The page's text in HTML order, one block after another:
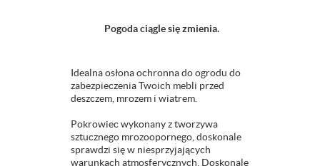
Pogoda ciągle się zmienia.
Idealna osłona ochronna do ogrodu do
zabezpieczenia Twoich mebli przed
deszczem, mrozem i wiatrem.
Pokrowiec wykonany z tworzywa
sztucznego mrozoopornego, doskonale
sprawdzi się w niesprzyjających
warunkach atmosferycznych. Doskonale